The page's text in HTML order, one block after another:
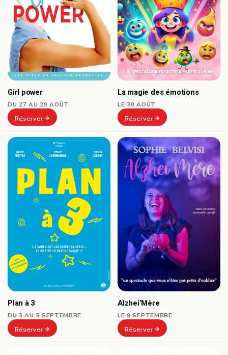
Girl power
DU 27 AU 29 AOÛT
Réserver
La magie des émotions
LE 30 AOÛT
Réserver
Plan à 3
DU 3 AU 5 SEPTEMBRE
Réserver
Alzhei’Mère
LE 9 SEPTEMBRE
Réserver